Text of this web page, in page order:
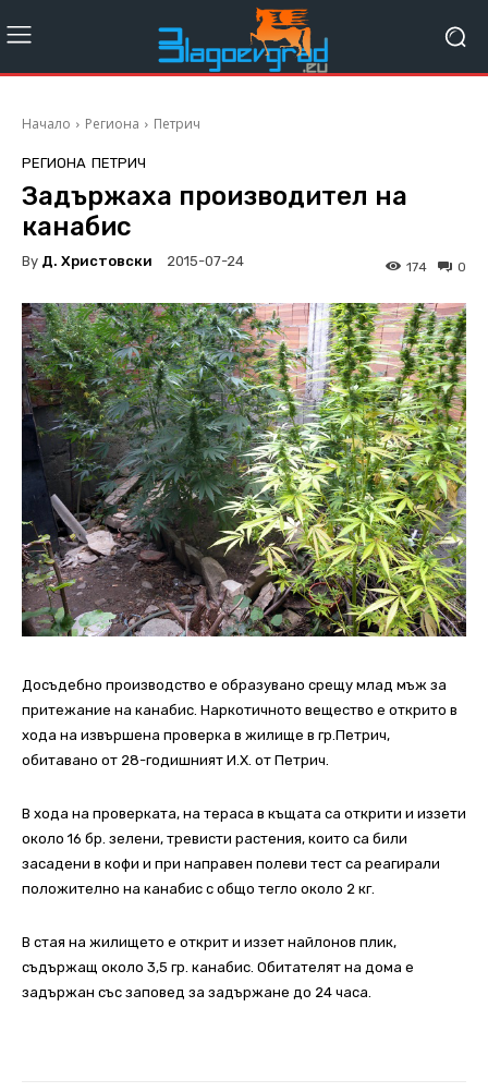
Начало Региона Петрич
РЕГИОНА ПЕТРИЧ
Задържаха производител на
канабис
By Д. Христовски 2015-07-24 0
174
Досъдебно производство е образувано срещу млад мъж за
притежание на канабис. Наркотичното вещество е открито в
хода на извършена проверка в жилище в гр.Петрич,
обитавано от 28-годишният И.Х. от Петрич.
В хода на проверката, на тераса в къщата са открити и иззети
около 16 бр. зелени, тревисти растения, които са били
засадени в кофи и при направен полеви тест са реагирали
положително на канабис с общо тегло около 2 кг.
В стая на жилището е открит и иззет найлонов плик,
съдържащ около 3,5 гр. канабис. Обитателят на дома е
задържан със заповед за задържане до 24 часа.